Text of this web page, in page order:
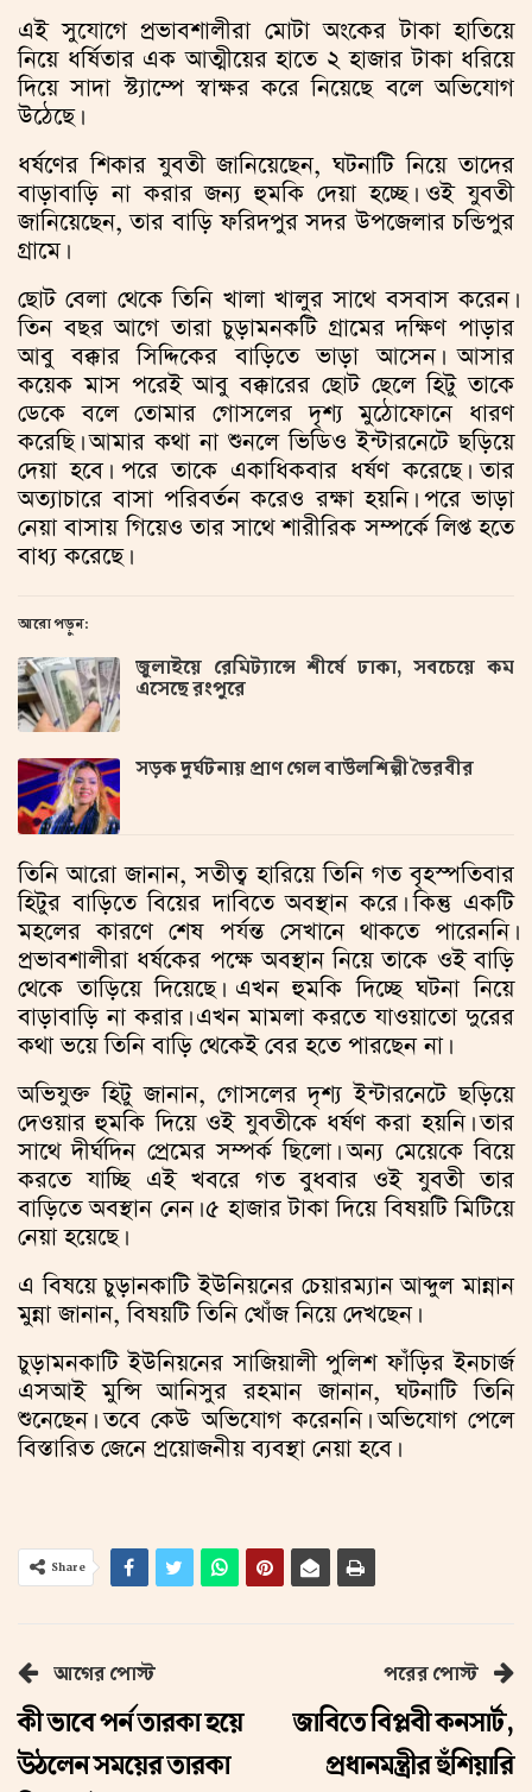
এই সুযোগে প্রভাবশালীরা মোটা অংকের টাকা হাতিয়ে
নিয়ে ধর্ষিতার এক আত্মীয়ের হাতে ২ হাজার টাকা ধরিয়ে
দিয়ে সাদা স্ট্যাম্পে স্বাক্ষর করে নিয়েছে বলে অভিযোগ
উঠেছে।
ধর্ষণের শিকার যুবতী জানিয়েছেন, ঘটনাটি নিয়ে তাদের
বাড়াবাড়ি না করার জন্য হুমকি দেয়া হচ্ছে। ওই যুবতী
জানিয়েছেন, তার বাড়ি ফরিদপুর সদর উপজেলার চন্ডিপুর
গ্রামে।
ছোট বেলা থেকে তিনি খালা খালুর সাথে বসবাস করেন।
তিন বছর আগে তারা চুড়ামনকটি গ্রামের দক্ষিণ পাড়ার
আবু বক্কার সিদ্দিকের বাড়িতে ভাড়া আসেন। আসার
কয়েক মাস পরেই আবু বক্কারের ছোট ছেলে হিটু তাকে
ডেকে বলে তোমার গোসলের দৃশ্য মুঠোফোনে ধারণ
করেছি। আমার কথা না শুনলে ভিডিও ইন্টারনেটে ছড়িয়ে
দেয়া হবে। পরে তাকে একাধিকবার ধর্ষণ করেছে। তার
অত্যাচারে বাসা পরিবর্তন করেও রক্ষা হয়নি। পরে ভাড়া
নেয়া বাসায় গিয়েও তার সাথে শারীরিক সম্পর্কে লিপ্ত হতে
বাধ্য করেছে।
আরো পড়ুন:
জুলাইয়ে রেমিট্যান্সে শীর্ষে ঢাকা, সবচেয়ে কম
এসেছে রংপুরে
সড়ক দুর্ঘটনায় প্রাণ গেল বাউলশিল্পী ভৈরবীর
তিনি আরো জানান, সতীত্ব হারিয়ে তিনি গত বৃহস্পতিবার
হিটুর বাড়িতে বিয়ের দাবিতে অবস্থান করে। কিন্তু একটি
মহলের কারণে শেষ পর্যন্ত সেখানে থাকতে পারেননি।
প্রভাবশালীরা ধর্ষকের পক্ষে অবস্থান নিয়ে তাকে ওই বাড়ি
থেকে তাড়িয়ে দিয়েছে। এখন হুমকি দিচ্ছে ঘটনা নিয়ে
বাড়াবাড়ি না করার। এখন মামলা করতে যাওয়াতো দুরের
কথা ভয়ে তিনি বাড়ি থেকেই বের হতে পারছেন না।
অভিযুক্ত হিটু জানান, গোসলের দৃশ্য ইন্টারনেটে ছড়িয়ে
দেওয়ার হুমকি দিয়ে ওই যুবতীকে ধর্ষণ করা হয়নি। তার
সাথে দীর্ঘদিন প্রেমের সম্পর্ক ছিলো। অন্য মেয়েকে বিয়ে
করতে যাচ্ছি এই খবরে গত বুধবার ওই যুবতী তার
বাড়িতে অবস্থান নেন। ৫ হাজার টাকা দিয়ে বিষয়টি মিটিয়ে
নেয়া হয়েছে।
এ বিষয়ে চুড়ানকাটি ইউনিয়নের চেয়ারম্যান আব্দুল মান্নান
মুন্না জানান, বিষয়টি তিনি খোঁজ নিয়ে দেখছেন।
চুড়ামনকাটি ইউনিয়নের সাজিয়ালী পুলিশ ফাঁড়ির ইনচার্জ
এসআই মুন্সি আনিসুর রহমান জানান, ঘটনাটি তিনি
শুনেছেন। তবে কেউ অভিযোগ করেননি। অভিযোগ পেলে
বিস্তারিত জেনে প্রয়োজনীয় ব্যবস্থা নেয়া হবে।
Share
আগের পোস্ট
কী ভাবে পর্ন তারকা হয়ে
উঠলেন সময়ের তারকা
পরের পোস্ট
জাবিতে বিপ্লবী কনসার্ট,
প্রধানমন্ত্রীর হুঁশিয়ারি